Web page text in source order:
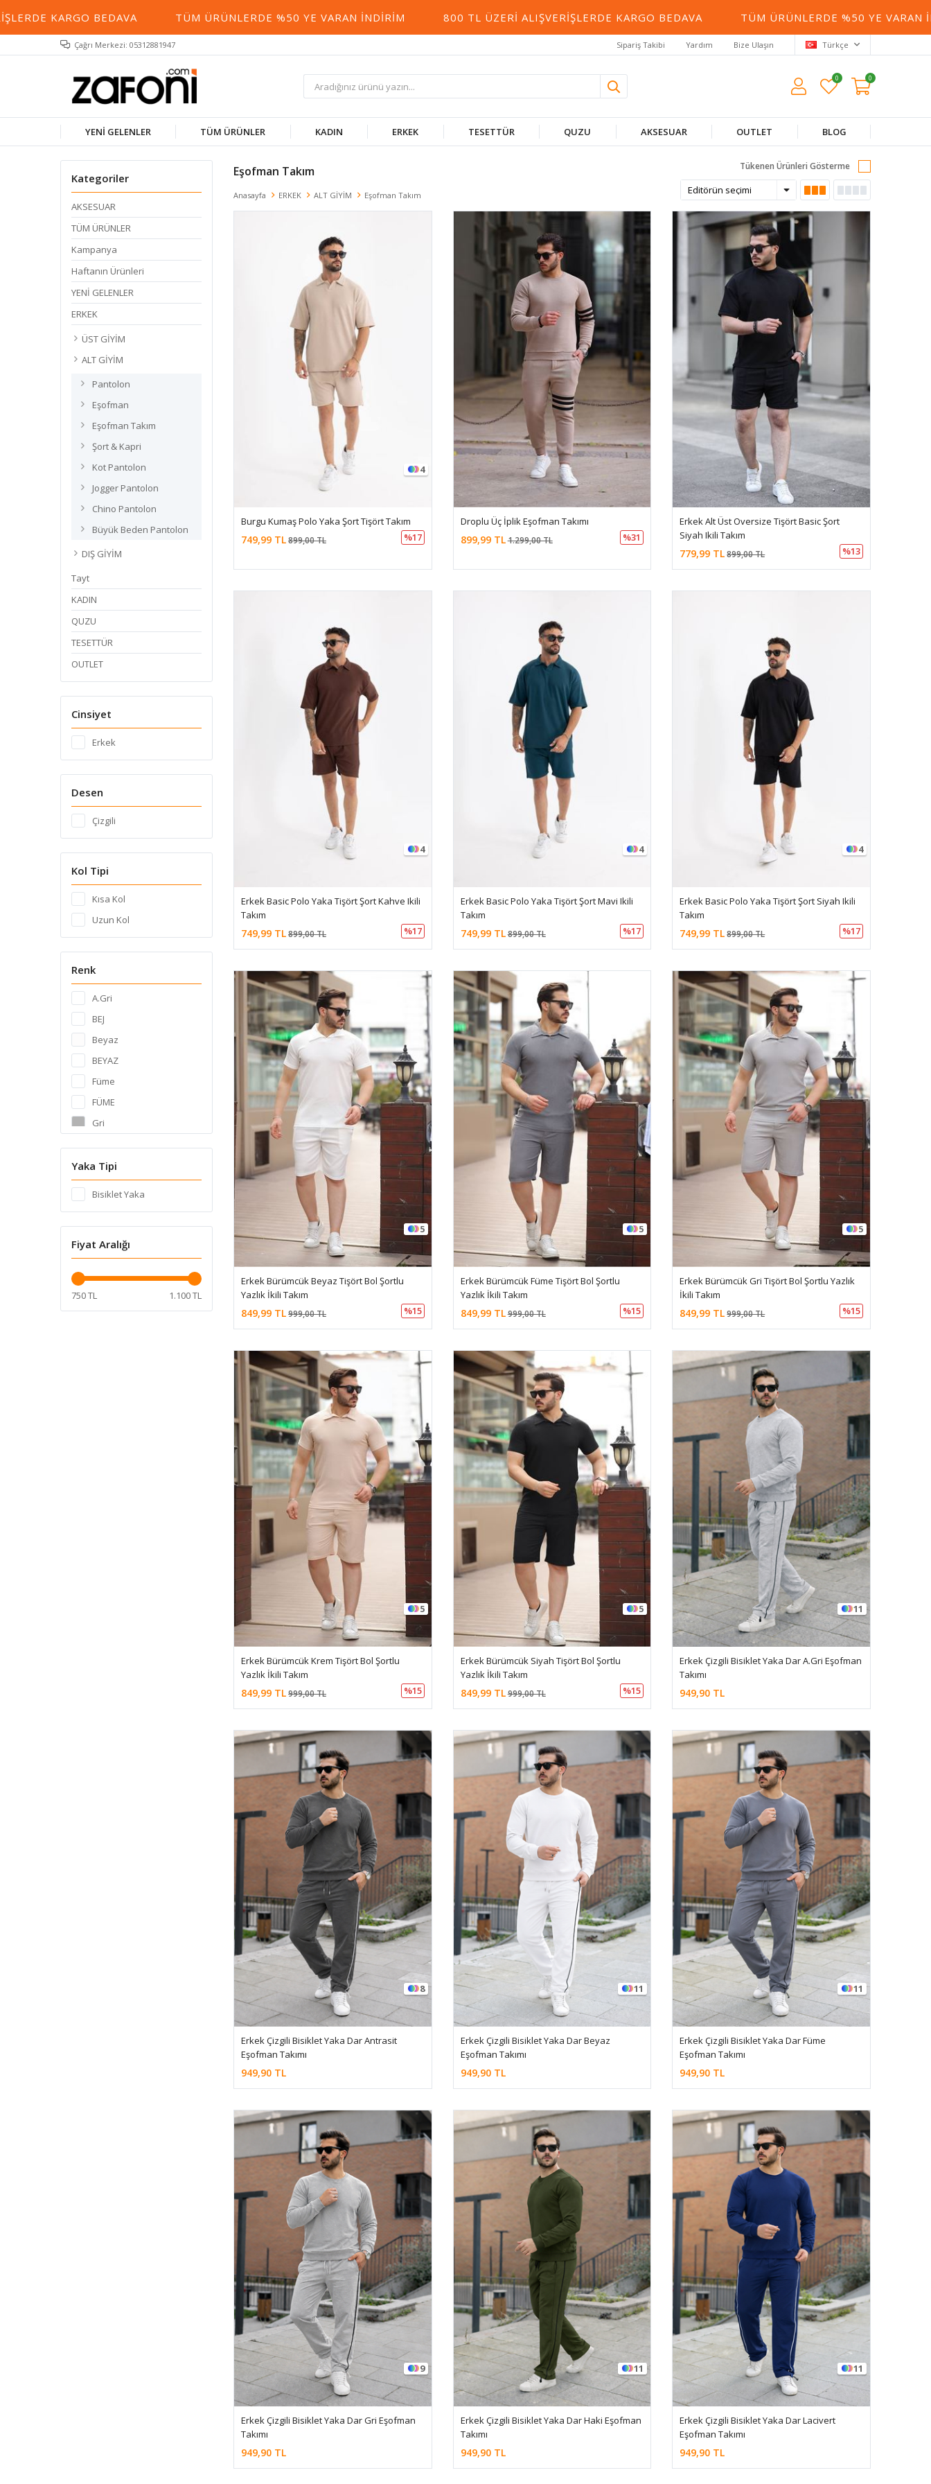
BEDAVA TÜM ÜRÜNLERDE %50 YE VARAN İNDIRIM 800 TL ÜZERI ALIŞVERIŞLERDE KARGO BEDAVA TÜM ÜRÜNLERDE %50 YE VARAN İNDIRIM
Çağrı Merkezi: 05312881947 Sipariş Takibi Yardım Bize Ulaşın Türkçe
0 0
YENİ GELENLER TÜM ÜRÜNLER KADIN ERKEK TESETTÜR QUZU AKSESUAR OUTLET BLOG
Kategoriler
AKSESUAR
TÜM ÜRÜNLER
Kampanya
Haftanın Ürünleri
YENİ GELENLER
ERKEK
ÜST GİYİM
ALT GİYİM
Pantolon
Eşofman
Eşofman Takım
Şort & Kapri
Kot Pantolon
Jogger Pantolon
Chino Pantolon
Büyük Beden Pantolon
DIŞ GİYİM
Tayt
KADIN
QUZU
TESETTÜR
OUTLET
Cinsiyet
Erkek
Desen
Çizgili
Kol Tipi
Kısa Kol
Uzun Kol
Renk
A.Gri
BEJ
Beyaz
BEYAZ
Füme
FÜME
Gri
Kahve
KREM
Lacivert
SİYAH
Yaka Tipi
Bisiklet Yaka
Fiyat Aralığı
750 TL 1.100 TL
Eşofman Takım
Anasayfa ERKEK ALT GİYİM Eşofman Takım
Tükenen Ürünleri Gösterme
4
Burgu Kumaş Polo Yaka Şort Tişört Takım
749,99 TL899,00 TL %17
Droplu Üç İplik Eşofman Takımı
899,99 TL1.299,00 TL %31
Erkek Alt Üst Oversize Tişört Basic Şort
Siyah Ikili Takım
779,99 TL899,00 TL %13
4
Erkek Basic Polo Yaka Tişört Şort Kahve Ikili
Takım
749,99 TL899,00 TL %17
4
Erkek Basic Polo Yaka Tişört Şort Mavi Ikili
Takım
749,99 TL899,00 TL %17
4
Erkek Basic Polo Yaka Tişört Şort Siyah Ikili
Takım
749,99 TL899,00 TL %17
5
Erkek Bürümcük Beyaz Tişört Bol Şortlu
Yazlık İkili Takım
849,99 TL999,00 TL %15
5
Erkek Bürümcük Füme Tişört Bol Şortlu
Yazlık İkili Takım
849,99 TL999,00 TL %15
5
Erkek Bürümcük Gri Tişört Bol Şortlu Yazlık
İkili Takım
849,99 TL999,00 TL %15
5
Erkek Bürümcük Krem Tişört Bol Şortlu
Yazlık İkili Takım
849,99 TL999,00 TL %15
5
Erkek Bürümcük Siyah Tişört Bol Şortlu
Yazlık İkili Takım
849,99 TL999,00 TL %15
11
Erkek Çizgili Bisiklet Yaka Dar A.Gri Eşofman
Takımı
949,90 TL
8
Erkek Çizgili Bisiklet Yaka Dar Antrasit
Eşofman Takımı
949,90 TL
11
Erkek Çizgili Bisiklet Yaka Dar Beyaz
Eşofman Takımı
949,90 TL
11
Erkek Çizgili Bisiklet Yaka Dar Füme
Eşofman Takımı
949,90 TL
9
Erkek Çizgili Bisiklet Yaka Dar Gri Eşofman
Takımı
949,90 TL
11
Erkek Çizgili Bisiklet Yaka Dar Haki Eşofman
Takımı
949,90 TL
11
Erkek Çizgili Bisiklet Yaka Dar Lacivert
Eşofman Takımı
949,90 TL